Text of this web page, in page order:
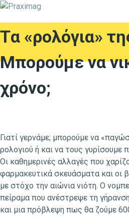
Tα «ρολόγια»
Μπορούμε να
χρόνο;
Γιατί γερνάμε; μπορούμε να
ρολογιού ή και να τους γυρίσουμε
Οι καθημερινές αλλαγές που
φαρμακευτικά σκευάσματα και οι
με στόχο την αιώνια νιότη. Ο
πείραμα που ανέστρεψε τη
και μια πρόβλεψη πως θα ζούμε